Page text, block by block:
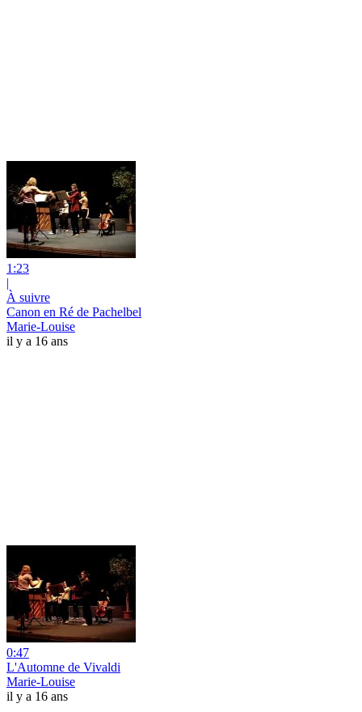
1:23
|
À suivre
Canon en Ré de Pachelbel
Marie-Louise
il y a 16 ans
0:47
L'Automne de Vivaldi
Marie-Louise
il y a 16 ans